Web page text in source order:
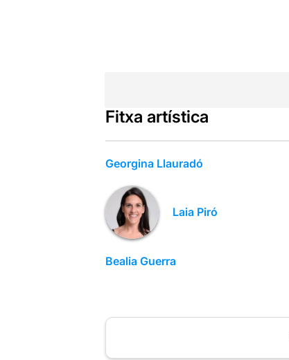
Fitxa artística
Georgina Llauradó
Laia Piró
Bealia Guerra